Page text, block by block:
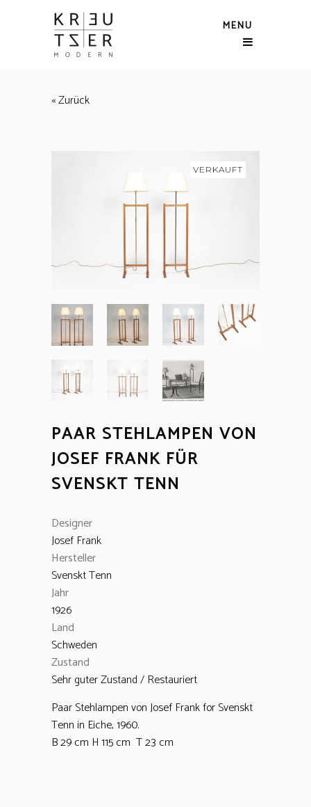
MENU
« Zurück
VERKAUFT
PAAR STEHLAMPEN VON
JOSEF FRANK FÜR
SVENSKT TENN
Designer
Josef Frank
Hersteller
Svenskt Tenn
Jahr
1926
Land
Schweden
Zustand
Sehr guter Zustand / Restauriert
Paar Stehlampen von Josef Frank for Svenskt
Tenn in Eiche, 1960.
B 29 cm H 115 cm T 23 cm